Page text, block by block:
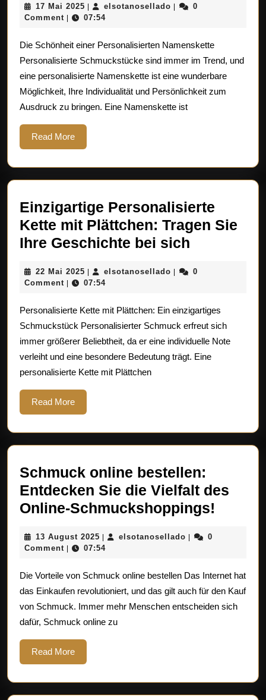
einer
Namenskette:
Ein
Ausdruck
Ihrer
17 Mai 2025 17
Mai
| elsotanosellado elsotanosellado
|
0
Comment | 07:54
Die Schönheit einer Personalisierten Namenskette
Personalisierte Schmuckstücke sind immer im Trend, und
eine personalisierte Namenskette ist eine wunderbare
Möglichkeit, Ihre Individualität und Persönlichkeit zum
Ausdruck zu bringen. Eine Namenskette ist
Read MoreRead
More
Einzigartige Personalisierte
Kette mit Plättchen: Tragen Sie
Ihre Geschichte bei sich
Kette
Plättchen:
Tragen
Sie
22 Mai 2025 22
Mai
| elsotanosellado elsotanosellado
|
0
Comment | 07:54
Personalisierte Kette mit Plättchen: Ein einzigartiges
Schmuckstück Personalisierter Schmuck erfreut sich
immer größerer Beliebtheit, da er eine individuelle Note
verleiht und eine besondere Bedeutung trägt. Eine
personalisierte Kette mit Plättchen
Read MoreRead
More
Schmuck online bestellen:
Entdecken Sie die Vielfalt des
Online-Schmuckshoppings!
Sie
die
Vielfalt
13 August 2025 13
August
| elsotanosellado elsotanosellado
|
0
Comment | 07:54
Die Vorteile von Schmuck online bestellen Das Internet hat
das Einkaufen revolutioniert, und das gilt auch für den Kauf
von Schmuck. Immer mehr Menschen entscheiden sich
dafür, Schmuck online zu
Read MoreRead
More